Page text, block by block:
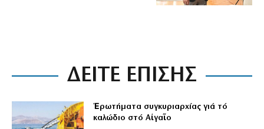
ΔΕΙΤΕ ΕΠΙΣΗΣ
Ἐρωτήματα συγκυριαρχίας γιά τό
καλώδιο στό Αἰγαῖο